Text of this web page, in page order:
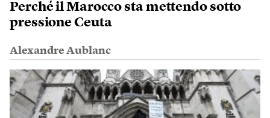
Perché il Marocco sta mettendo sotto
pressione Ceuta
Alexandre Aublanc